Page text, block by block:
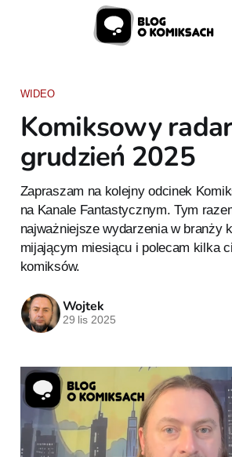
WIDEO
Komiksowy
grudzień 2025
Zapraszam na kolejny odcinek
na Kanale Fantastycznym. Tym
najważniejsze wydarzenia w branży
mijającym miesiącu i polecam kilka
komiksów.
Wojtek
29 lis 2025